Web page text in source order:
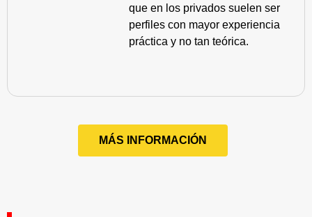
que en los privados suelen ser
perfiles con mayor experiencia
práctica y no tan teórica.
MÁS INFORMACIÓN